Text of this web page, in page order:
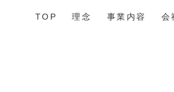
TOP 理念 事業内容 会